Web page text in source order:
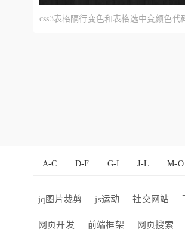
css3表格隔行变色和表格选中变颜色代
A-C D-F G-I J-L M-O
jq图片裁剪 js运动 社交网站
网页开发 前端框架 网页搜索